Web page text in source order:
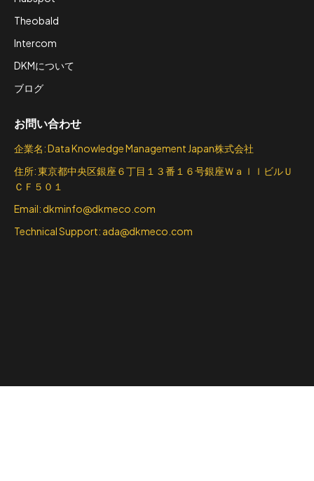
Theobald
Intercom
DKMについて
ブログ
お問い合わせ
企業名: Data Knowledge Management Japan株式会社
住所: 東京都中央区銀座６丁目１３番１６号銀座ＷａｌｌビルＵ
ＣＦ５０１
Email: dkminfo@dkmeco.com
Technical Support: ada@dkmeco.com